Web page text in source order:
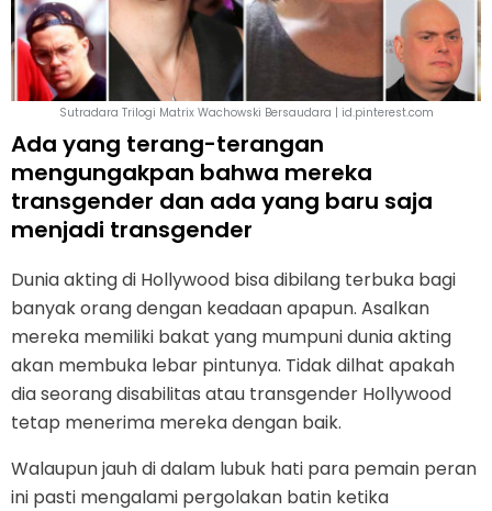
Sutradara Trilogi Matrix Wachowski Bersaudara | id.pinterest.com
Ada yang terang-terangan
mengungakpan bahwa mereka
transgender dan ada yang baru saja
menjadi transgender
Dunia akting di Hollywood bisa dibilang terbuka bagi
banyak orang dengan keadaan apapun. Asalkan
mereka memiliki bakat yang mumpuni dunia akting
akan membuka lebar pintunya. Tidak dilhat apakah
dia seorang disabilitas atau transgender Hollywood
tetap menerima mereka dengan baik.
Walaupun jauh di dalam lubuk hati para pemain peran
ini pasti mengalami pergolakan batin ketika